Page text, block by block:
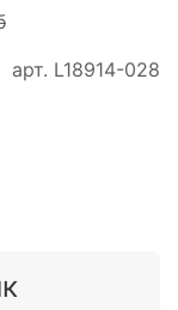
арт. L18914-028